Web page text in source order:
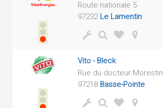
Route nationale 5
97232 Le Lamentin
Vito - Bleck
Rue du docteur Morestin
97218 Basse-Pointe